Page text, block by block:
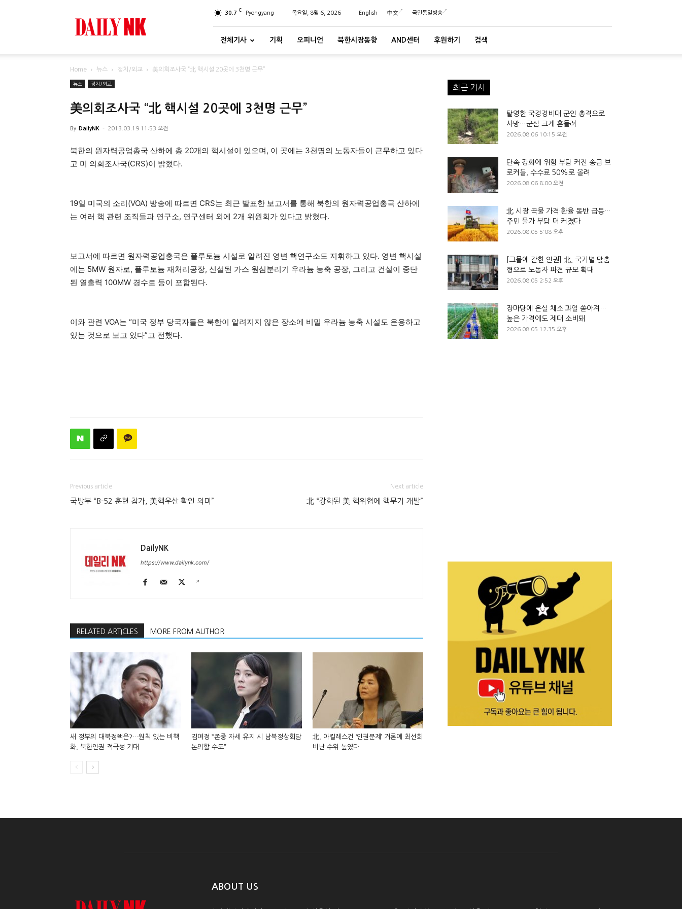
30.7 C Pyongyang 목요일, 8월 6, 2026 English 中文 국민통일방송
전체기사 기획 오피니언 북한시장동향 AND센터 후원하기 검색
Home 뉴스 정치/외교 美의회조사국 “北 핵시설 20곳에 3천명 근무”
뉴스 정치/외교
美의회조사국 “北 핵시설 20곳에 3천명 근무”
By DailyNK - 2013.03.19 11:53 오전
북한의 원자력공업총국 산하에 총 20개의 핵시설이 있으며, 이 곳에는 3천명의 노동자들이 근무하고 있다
고 미 의회조사국(CRS)이 밝혔다.
19일 미국의 소리(VOA) 방송에 따르면 CRS는 최근 발표한 보고서를 통해 북한의 원자력공업총국 산하에
는 여러 핵 관련 조직들과 연구소, 연구센터 외에 2개 위원회가 있다고 밝혔다.
보고서에 따르면 원자력공업총국은 플루토늄 시설로 알려진 영변 핵연구소도 지휘하고 있다. 영변 핵시설
에는 5MW 원자로, 플루토늄 재처리공장, 신설된 가스 원심분리기 우라늄 농축 공장, 그리고 건설이 중단
된 열출력 100MW 경수로 등이 포함된다.
이와 관련 VOA는 “미국 정부 당국자들은 북한이 알려지지 않은 장소에 비밀 우라늄 농축 시설도 운용하고
있는 것으로 보고 있다”고 전했다.
Previous article
국방부 “B-52 훈련 참가, 美핵우산 확인 의미”
Next article
北 “강화된 美 핵위협에 핵무기 개발”
DailyNK
https://www.dailynk.com/
RELATED ARTICLES MORE FROM AUTHOR
새 정부의 대북정책은?…원칙 있는 비핵
화, 북한인권 적극성 기대
김여정 “존중 자세 유지 시 남북정상회담
논의할 수도”
北, 아킬레스건 ‘인권문제’ 거론에 최선희
비난 수위 높였다
최근 기사
탈영한 국경경비대 군인 총격으로
사망…군심 크게 흔들려
2026.08.06 10:15 오전
단속 강화에 위험 부담 커진 송금 브
로커들, 수수료 50%로 올려
2026.08.06 8:00 오전
北 시장 곡물 가격·환율 동반 급등…
주민 물가 부담 더 커졌다
2026.08.05 5:08 오후
[그물에 갇힌 인권] 北, 국가별 맞춤
형으로 노동자 파견 규모 확대
2026.08.05 2:52 오후
장마당에 온실 채소·과일 쏟아져…
높은 가격에도 제때 소비돼
2026.08.05 12:35 오후
ABOUT US